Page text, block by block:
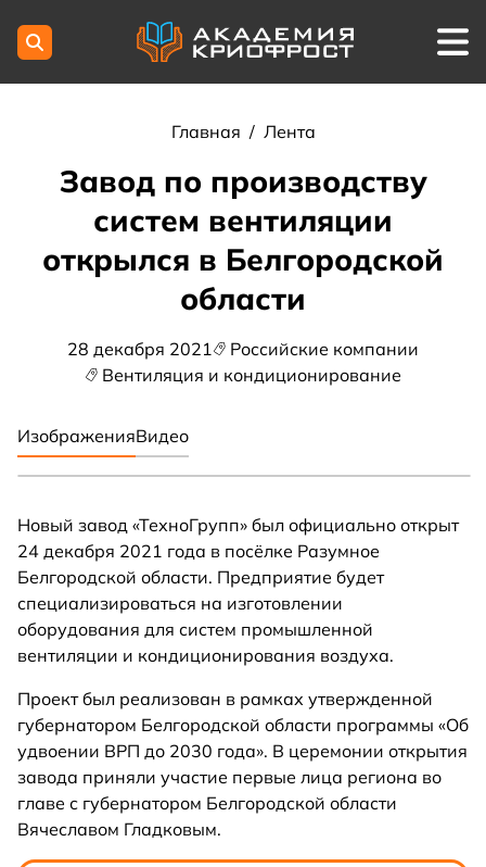
Главная / Лента
Завод по производству
систем вентиляции
открылся в Белгородской
области
28 декабря 2021
Российские компании
Вентиляция и кондиционирование
ИзображенияВидео
Новый завод «ТехноГрупп» был официально открыт
24 декабря 2021 года в посёлке Разумное
Белгородской области. Предприятие будет
специализироваться на изготовлении
оборудования для систем промышленной
вентиляции и кондиционирования воздуха.
Проект был реализован в рамках утвержденной
губернатором Белгородской области программы «Об
удвоении ВРП до 2030 года». В церемонии открытия
завода приняли участие первые лица региона во
главе с губернатором Белгородской области
Вячеславом Гладковым.